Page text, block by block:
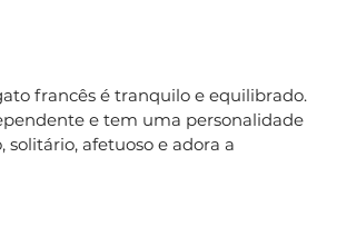
francês é tranquilo e equilibrado.
e tem uma personalidade
solitário, afetuoso e adora a